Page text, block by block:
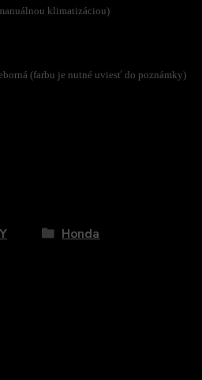
klimatizáciou)
(farbu je nutné uviesť do poznámky)
Honda